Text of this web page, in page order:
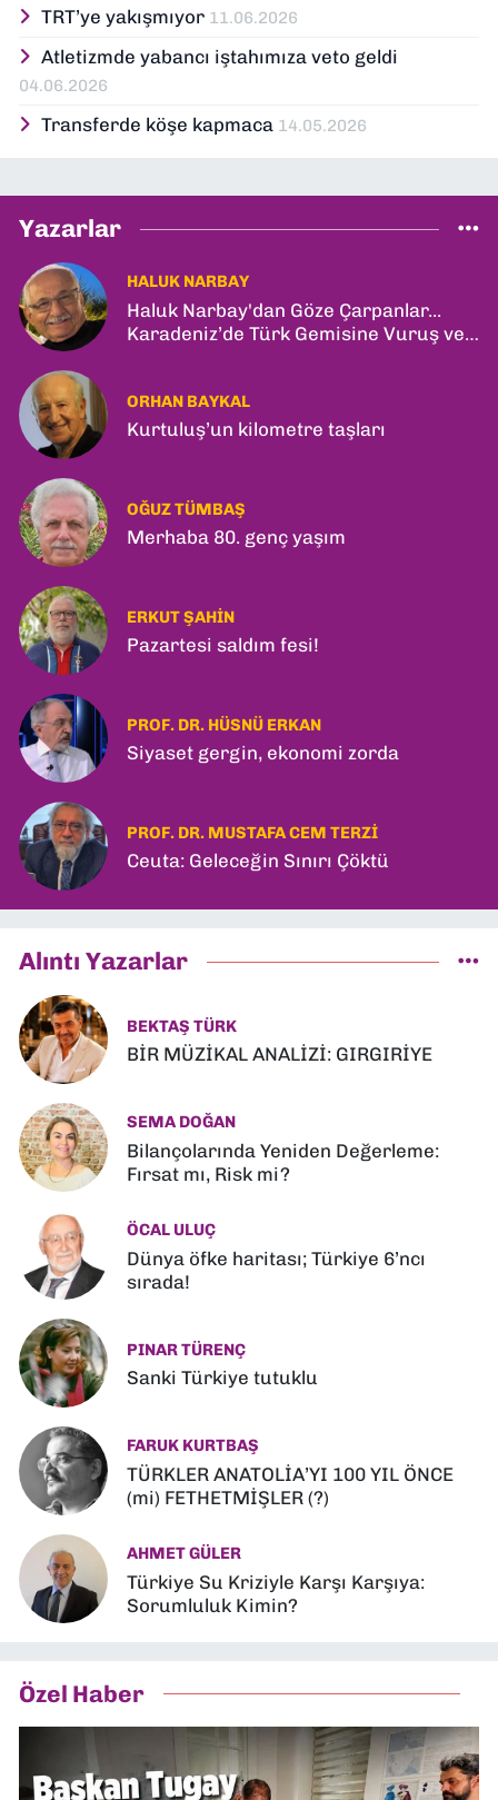
TRT’ye yakışmıyor 11.06.2026
Atletizmde yabancı iştahımıza veto geldi
04.06.2026
Transferde köşe kapmaca 14.05.2026
Yazarlar
HALUK NARBAY
Haluk Narbay'dan Göze Çarpanlar...
Karadeniz’de Türk Gemisine Vuruş ve
ORHAN BAYKAL
Kurtuluş’un kilometre taşları
OĞUZ TÜMBAŞ
Merhaba 80. genç yaşım
ERKUT ŞAHIN
Pazartesi saldım fesi!
PROF. DR. HÜSNÜ ERKAN
Siyaset gergin, ekonomi zorda
PROF. DR. MUSTAFA CEM TERZI
Ceuta: Geleceğin Sınırı Çöktü
Alıntı Yazarlar
BEKTAŞ TÜRK
BİR MÜZİKAL ANALİZİ: GIRGIRİYE
SEMA DOĞAN
Bilançolarında Yeniden Değerleme:
Fırsat mı, Risk mi?
ÖCAL ULUÇ
Dünya öfke haritası; Türkiye 6’ncı
sırada!
PINAR TÜRENÇ
Sanki Türkiye tutuklu
FARUK KURTBAŞ
TÜRKLER ANATOLİA’YI 100 YIL ÖNCE
(mi) FETHETMİŞLER (?)
AHMET GÜLER
Türkiye Su Kriziyle Karşı Karşıya:
Sorumluluk Kimin?
Özel Haber